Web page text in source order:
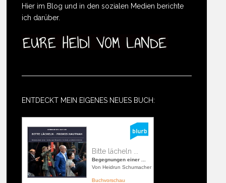
Hier im Blog und in den sozialen Medien berichte
ich darüber.
ENTDECKT MEIN EIGENES NEUES BUCH:
Bitte lächeln ...
Begegnungen einer ...
Von Heidrun Schumacher
Buchvorschau